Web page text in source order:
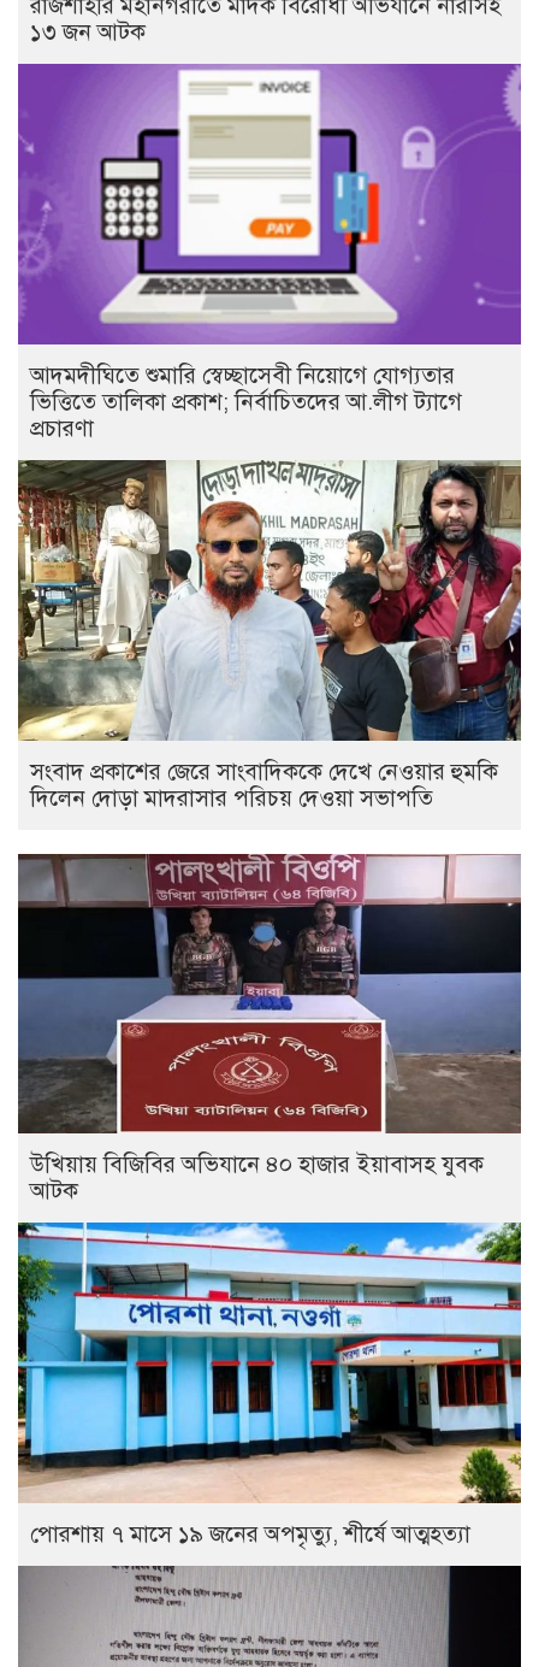
১৩ জন আটক
আদমদীঘিতে শুমারি স্বেচ্ছাসেবী নিয়োগে যোগ্যতার
ভিত্তিতে তালিকা প্রকাশ; নির্বাচিতদের আ.লীগ ট্যাগে
প্রচারণা
সংবাদ প্রকাশের জেরে সাংবাদিককে দেখে নেওয়ার হুমকি
দিলেন দোড়া মাদরাসার পরিচয় দেওয়া সভাপতি
উখিয়ায় বিজিবির অভিযানে ৪০ হাজার ইয়াবাসহ যুবক
আটক
পোরশায় ৭ মাসে ১৯ জনের অপমৃত্যু, শীর্ষে আত্মহত্যা